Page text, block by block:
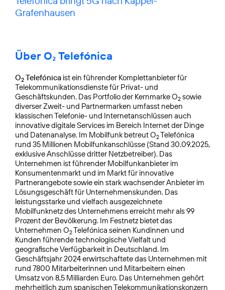
Grafenhausen
Über O₂ Telefónica
O2 Telefónica ist ein führender Komplettanbieter für
Telekommunikationsdienste für Privat- und
Geschäftskunden. Das Portfolio der Kernmarke O2 sowie
diverser Zweit- und Partnermarken umfasst neben
klassischen Telefonie- und Internetanschlüssen auch
innovative digitale Services im Bereich Internet der Dinge
und Datenanalyse. Im Mobilfunk betreut O2Telefónica
rund 35 Millionen Mobilfunkanschlüsse (Stand 30.09.2025,
exklusive Anschlüsse dritter Netzbetreiber). Das
Unternehmen ist führender Mobilfunkanbieter im
Konsumentenmarkt und im Markt für innovative
Partnerangebote sowie ein stark wachsender Anbieter im
Lösungsgeschäft für Unternehmenskunden. Das
leistungsstarke und vielfach ausgezeichnete
Mobilfunknetz des Unternehmens erreicht mehr als 99
Prozent der Bevölkerung. Im Festnetz bietet das
Unternehmen O2Telefónica seinen Kundinnen und
Kunden führende technologische Vielfalt und
geografische Verfügbarkeit in Deutschland. Im
Geschäftsjahr 2024 erwirtschaftete das Unternehmen mit
rund 7800 Mitarbeiterinnen und Mitarbeitern einen
Umsatz von 8,5 Milliarden Euro. Das Unternehmen gehört
mehrheitlich zum spanischen Telekommunikationskonzern